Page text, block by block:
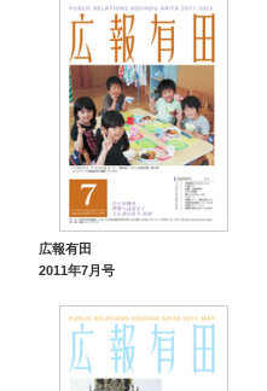
広報有田
2011年7月号